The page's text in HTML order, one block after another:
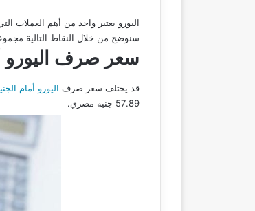
اليورو يعتبر واحد من أهم العملات
سنوضح من خلال النقاط التالية
سعر صرف اليورو
قد يختلف سعر صرف اليورو أمام
57.89 جنيه مصري.